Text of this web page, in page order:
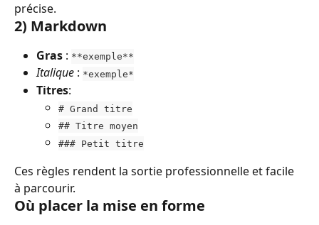
précise.
2) Markdown
Gras : **exemple**
Italique : *exemple*
Titres:
# Grand titre
## Titre moyen
### Petit titre
Ces règles rendent la sortie professionnelle et facile
à parcourir.
Où placer la mise en forme